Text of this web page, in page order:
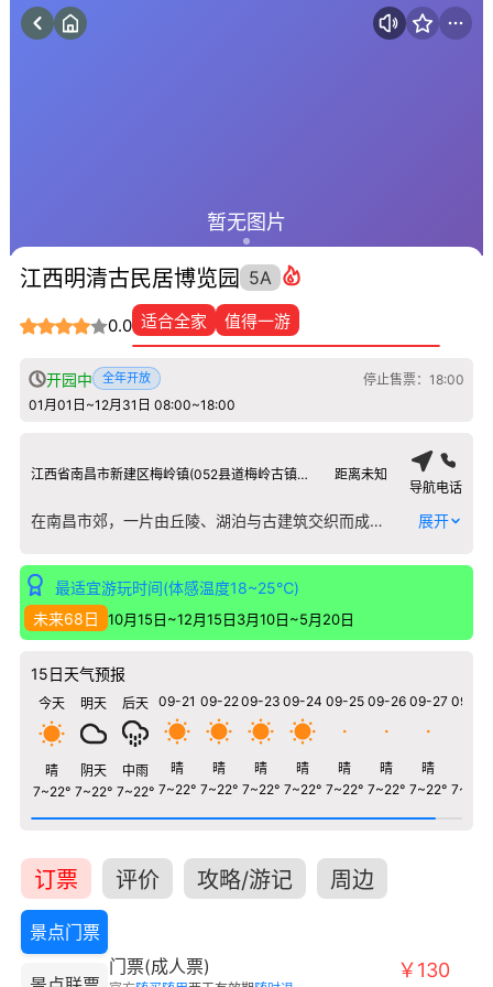
暂无图片
江西明清古民居博览园 5A
0.0 适合全家 值得一游
开园中 全年开放
停止售票：18:00
01月01日~12月31日 08:00~18:00
江西省南昌市新建区梅岭镇(052县道梅岭古镇向东南210米)
距离未知
导航电话
在南昌市郊，一片由丘陵、湖泊与古建筑交织而成的独特空间，构成了江西明清古民居博览园。这里并非简单的建筑陈列，而是将百余栋来自江西各地的原拆原建古民居，依山就水，错落安置在自然的怀抱中。清澈的湖水环绕着青砖灰瓦的马头墙，蜿蜒的石板路连接起一座座天井院落，让凝固的建筑史在流动的山水画卷中重新呼吸。 漫步园中，您能直观对比赣北、赣中、赣南等不同地域的民居风格：抚州的雕花门楼、婺源的砖木结构、赣南的围屋形制，都在诉说着江西“物华天宝，人杰地灵”的往昔。春季，湖岸垂柳与新绿的山峦将古村染成一片清新；秋日，层林尽染，倒映水中，与古宅的沧桑相映成趣。这不仅是一次对建筑艺术的探访，更是一场在山水格局中沉浸式体验江西民间生活美学的漫步。 展开
最适宜游玩时间(体感温度18~25℃)
未来68日
10月15日~12月15日3月10日~5月20日
15日天气预报
今天
晴
7~22°
明天
阴天
7~22°
后天
中雨
7~22°
09-21
晴
7~22°
09-22
晴
7~22°
09-23
晴
7~22°
09-24
晴
7~22°
09-25
晴
7~22°
09-26
晴
7~22°
09-27
晴
7~22°
09-28
7~22°
订票 评价 攻略/游记 周边
景点门票
门票(成人票) ￥130